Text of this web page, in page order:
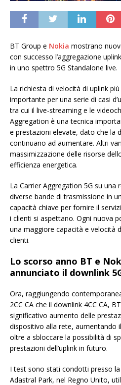
BT Group e Nokia mostrano
con successo l’aggregazione
in uno spettro 5G Standalone live.
La richiesta di velocità di uplink
importante per una serie di casi
tra cui il live-streaming e le
Aggregation è una tecnica
e prestazioni elevate, dato che la
continuano ad aumentare. Altri
massimizzazione delle risorse
efficienza energetica.
La Carrier Aggregation 5G su una
diverse bande di trasmissione in
capacità chiave per fornire il
i clienti si aspettano. Ogni nuova
una maggiore capacità e velocità
clienti.
Lo scorso anno BT e
annunciato il downlink
Ora, raggiungendo
2CC CA che il downlink 4CC CA,
significativo aumento delle
dispositivo alla rete, aumentando
oltre a sbloccare la possibilità di
prestazioni dell’uplink in futuro.
I test sono stati condotti presso
Adastral Park, nel Regno Unito,